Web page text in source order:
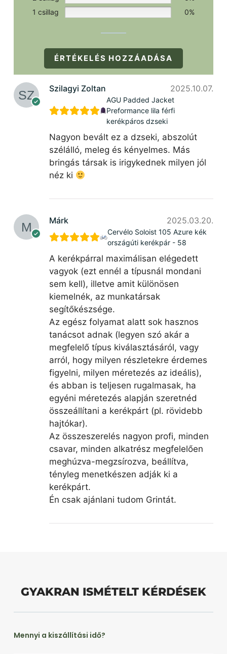
1 csillag
0%
ÉRTÉKELÉS HOZZÁADÁSA
Szilagyi Zoltan 2025.10.07.
AGU Padded Jacket
Preformance lila férfi
kerékpáros dzseki
Nagyon bevált ez a dzseki, abszolút
szélálló, meleg és kényelmes. Más
bringás társak is irigykednek milyen jól
néz ki
Márk 2025.03.20.
Cervélo Soloist 105 Azure kék
országúti kerékpár - 58
A kerékpárral maximálisan elégedett
vagyok (ezt ennél a típusnál mondani
sem kell), illetve amit különösen
kiemelnék, az munkatársak
segítőkészsége.
Az egész folyamat alatt sok hasznos
tanácsot adnak (legyen szó akár a
megfelelő típus kiválasztásáról, vagy
arról, hogy milyen részletekre érdemes
figyelni, milyen méretezés az ideális),
és abban is teljesen rugalmasak, ha
egyéni méretezés alapján szeretnéd
összeállítani a kerékpárt (pl. rövidebb
hajtókar).
Az összeszerelés nagyon profi, minden
csavar, minden alkatrész megfelelően
meghúzva-megzsírozva, beállítva,
tényleg menetkészen adják ki a
kerékpárt.
Én csak ajánlani tudom Grintát.
GYAKRAN ISMÉTELT KÉRDÉSEK
Mennyi a kiszállítási idő?